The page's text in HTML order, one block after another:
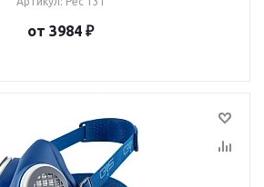
от 3984 ₽